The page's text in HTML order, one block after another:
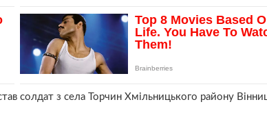
солдат з села Торчин Хмільницького району